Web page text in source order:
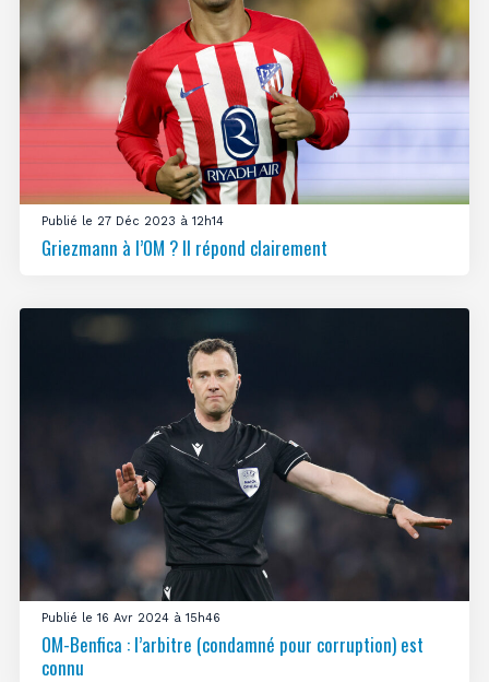
Publié le 27 Déc 2023 à 12h14
Griezmann à l’OM ? Il répond clairement
Publié le 16 Avr 2024 à 15h46
OM-Benfica : l’arbitre (condamné pour corruption) est
connu